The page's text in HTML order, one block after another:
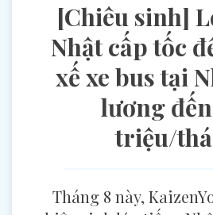
[Chiêu sinh]
Nhật cấp tốc
xế xe bus tại
lương
triệu/
Tháng 8 này,